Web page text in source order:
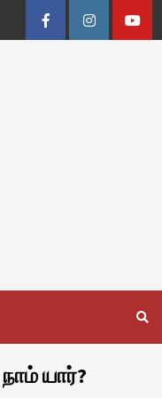
FacebookInstagram
யார்?